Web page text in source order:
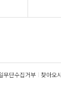
무단수집거부 찾아오